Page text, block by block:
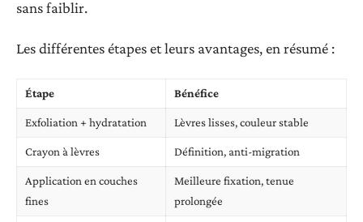
sans faiblir.
Les différentes étapes et leurs avantages, en résumé :
Étape Bénéfice
Exfoliation + hydratation Lèvres lisses, couleur stable
Crayon à lèvres Définition, anti-migration
Application en couches
fines
Meilleure fixation, tenue
prolongée